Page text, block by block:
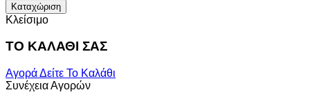
Καταχώριση
Κλείσιμο
ΤΟ ΚΑΛΑΘΙ ΣΑΣ
ΑγοράΔείτε Το Καλάθι
Συνέχεια Αγορών